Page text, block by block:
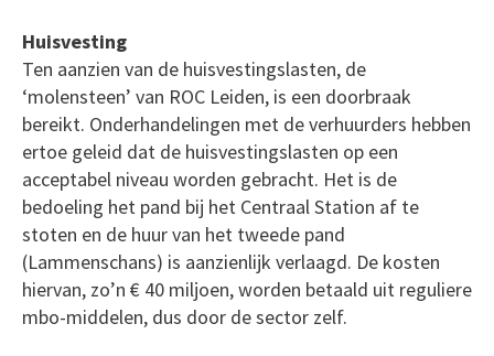
Huisvesting
Ten aanzien van de huisvestingslasten, de
‘molensteen’ van ROC Leiden, is een doorbraak
bereikt. Onderhandelingen met de verhuurders hebben
ertoe geleid dat de huisvestingslasten op een
acceptabel niveau worden gebracht. Het is de
bedoeling het pand bij het Centraal Station af te
stoten en de huur van het tweede pand
(Lammenschans) is aanzienlijk verlaagd. De kosten
hiervan, zo’n € 40 miljoen, worden betaald uit reguliere
mbo-middelen, dus door de sector zelf.